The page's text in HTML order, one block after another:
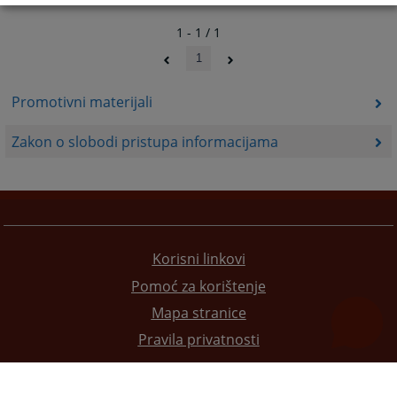
Promotivni materijali
Zakon o slobodi pristupa informacijama
1 - 1 / 1
1
Korisni linkovi
Pomoć za korištenje
Mapa stranice
Pravila privatnosti